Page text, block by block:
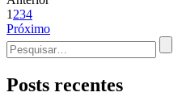
1 234
Próximo
Procurar
por:
Posts recentes